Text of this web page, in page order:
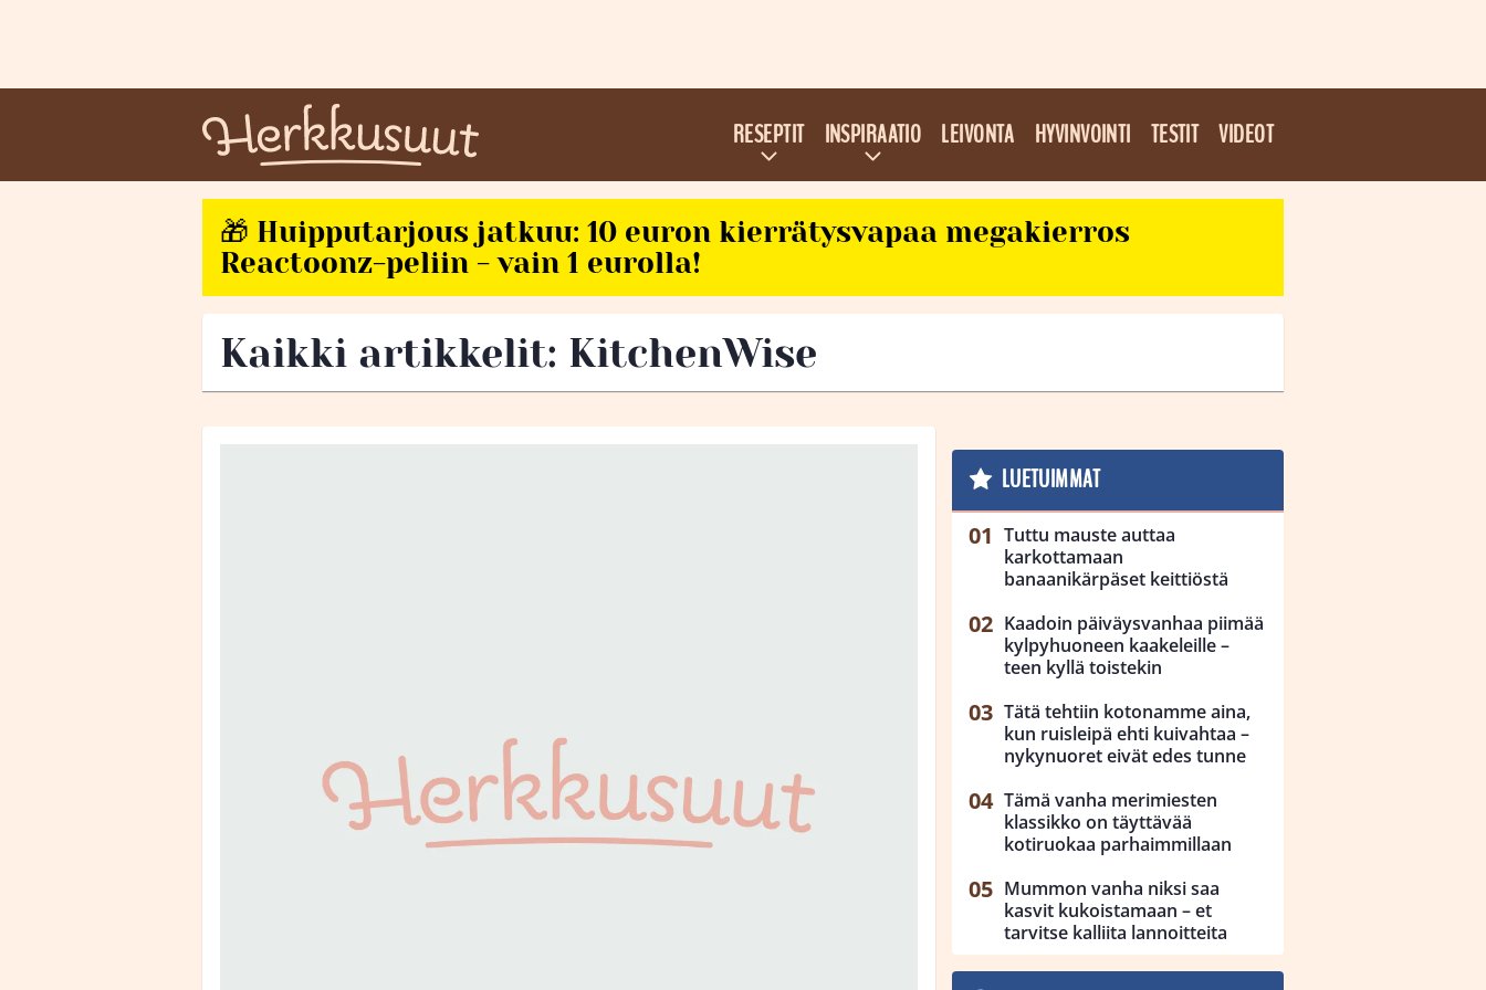
RESEPTIT INSPIRAATIO LEIVONTA HYVINVOINTI TESTIT VIDEOT
🎁 Huipputarjous jatkuu: 10 euron kierrätysvapaa megakierros
Reactoonz-peliin - vain 1 eurolla!
Kaikki artikkelit: KitchenWise
LUETUIMMAT
Tuttu mauste auttaa
karkottamaan
banaanikärpäset keittiöstä
Kaadoin päiväysvanhaa piimää
kylpyhuoneen kaakeleille –
teen kyllä toistekin
Tätä tehtiin kotonamme aina,
kun ruisleipä ehti kuivahtaa –
nykynuoret eivät edes tunne
Tämä vanha merimiesten
klassikko on täyttävää
kotiruokaa parhaimmillaan
Mummon vanha niksi saa
kasvit kukoistamaan – et
tarvitse kalliita lannoitteita